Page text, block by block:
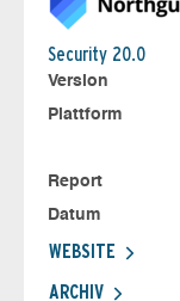
Security 20.0
Version
Plattform
Report
Datum
WEBSITE
ARCHIV